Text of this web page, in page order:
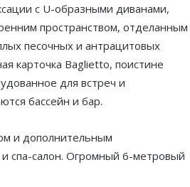
с U-образными диванами,
пространством, отделанным
песочных и антрацитовых
карточка Baglietto, поистине
для встреч и
бассейн и бар.
и дополнительным
спа-салон. Огромный 6-метровый